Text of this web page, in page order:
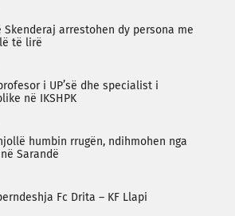
Skenderaj arrestohen dy persona me
të lirë
i UP’së dhe specialist i
në IKSHPK
humbin rrugën, ndihmohen nga
Sarandë
Fc Drita – KF Llapi